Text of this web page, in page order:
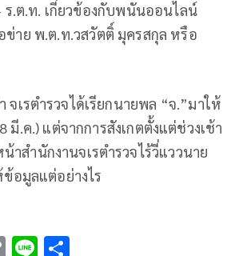
ร.ต.ท. เกี่ยวข้องกับพนันออนไลน์
ข่าย พ.ต.ท.วสวัตติ์ มุครสกุล หรือ
จเรตำรวจได้เรียกนายพล “จ.”มาให้
มี.ค.) แต่จากการสังเกตตั้งแต่ช่วงเช้า
าสำนักงานจเรตำรวจไร้วี่แววนาย
ข้อมูลแต่อย่างไร
C Li